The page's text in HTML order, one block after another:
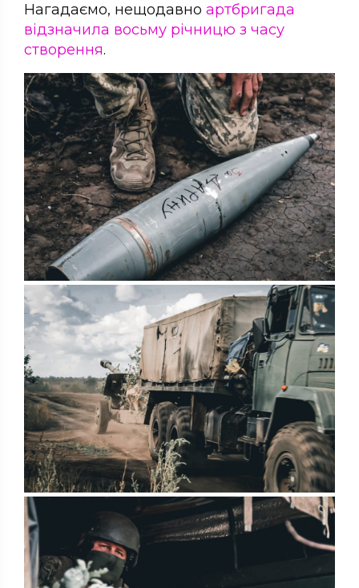
Нагадаємо, нещодавно артбригада
відзначила восьму річницю з часу
створення.